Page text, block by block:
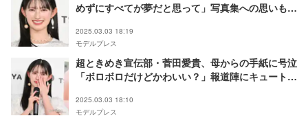
めずにすべてが夢だと思って」写真集への思いも語
2025.03.03 18:19
モデルプレス
超ときめき宣伝部・菅田愛貴、母からの手紙に号泣
「ボロボロだけどかわいい？」報道陣にキュートな
2025.03.03 18:10
モデルプレス